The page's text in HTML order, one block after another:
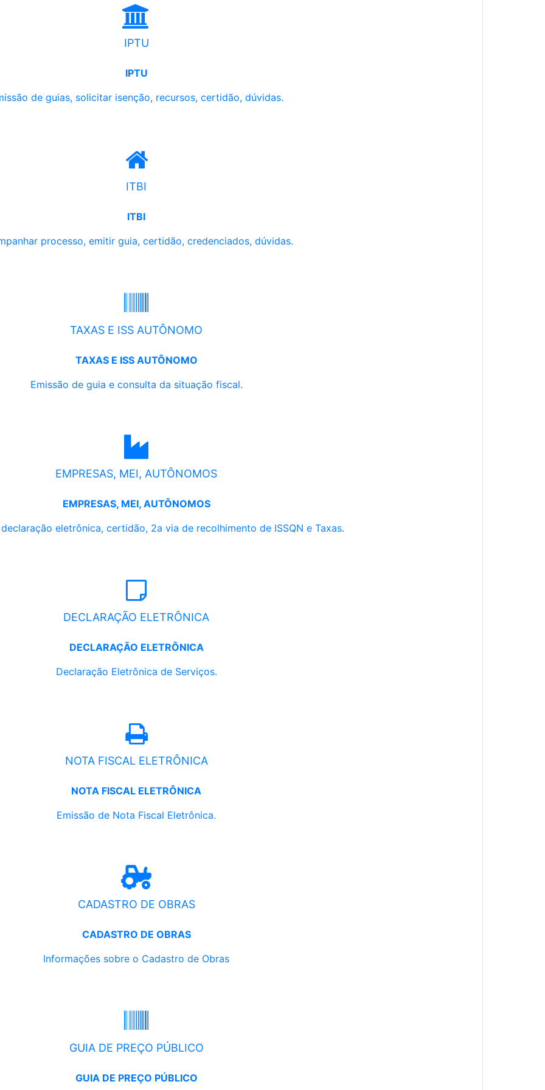
IPTU
IPTU
de guias, solicitar isenção, recursos, certidão, dúvidas.
ITBI
ITBI
processo, emitir guia, certidão, credenciados, dúvidas.
TAXAS E ISS AUTÔNOMO
TAXAS E ISS AUTÔNOMO
Emissão de guia e consulta da situação fiscal.
EMPRESAS, MEI, AUTÔNOMOS
EMPRESAS, MEI, AUTÔNOMOS
eletrônica, certidão, 2a via de recolhimento de ISSQN e Taxas.
DECLARAÇÃO ELETRÔNICA
DECLARAÇÃO ELETRÔNICA
Declaração Eletrônica de Serviços.
NOTA FISCAL ELETRÔNICA
NOTA FISCAL ELETRÔNICA
Emissão de Nota Fiscal Eletrônica.
CADASTRO DE OBRAS
CADASTRO DE OBRAS
Informações sobre o Cadastro de Obras
GUIA DE PREÇO PÚBLICO
GUIA DE PREÇO PÚBLICO